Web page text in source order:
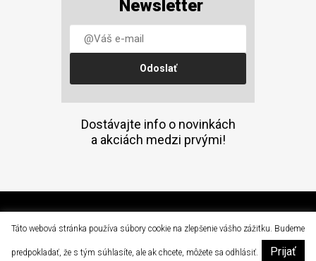
Newsletter
Dostávajte info o novinkách
a akciách medzi prvými!
dam@dam.sk|051 / 77 64 502
Táto webová stránka používa súbory cookie na zlepšenie vášho zážitku. Budeme
predpokladať, že s tým súhlasíte, ale ak chcete, môžete sa odhlásiť. Prijať